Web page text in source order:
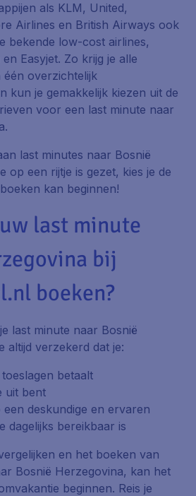
als KLM, United,
Airlines en British Airways ook
bekende low-cost airlines,
Easyjet. Zo krijg je alle
één overzichtelijk
kun je gemakkelijk kiezen uit de
voor een last minute naar
last minutes naar Bosnië
op een rijtje is gezet, kies je de
kan beginnen!
last minute
bij
boeken?
last minute naar Bosnië
altijd verzekerd dat je:
betaalt
uit bent
deskundige en ervaren
dagelijks bereikbaar is
en het boeken van
Bosnië Herzegovina, kan het
beginnen. Reis je